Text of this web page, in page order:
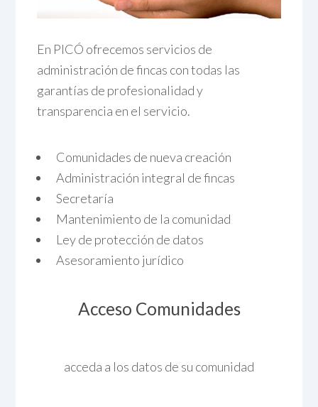
En PICÓ ofrecemos servicios de
administración de fincas con todas las
garantías de profesionalidad y
transparencia en el servicio.
Comunidades de nueva creación
Administración integral de fincas
Secretaría
Mantenimiento de la comunidad
Ley de protección de datos
Asesoramiento jurídico
Acceso Comunidades
acceda a los datos de su comunidad